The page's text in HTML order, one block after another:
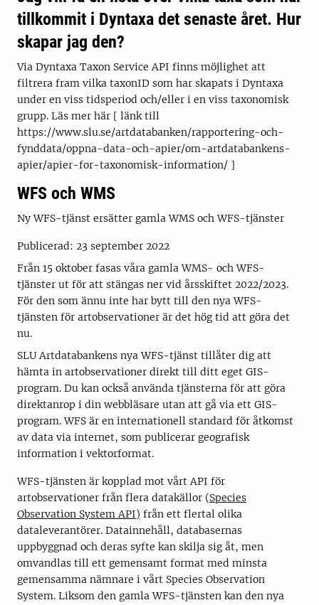
tillkommit i Dyntaxa det senaste året. Hur
skapar jag den?
Via Dyntaxa Taxon Service API finns möjlighet att
filtrera fram vilka taxonID som har skapats i Dyntaxa
under en viss tidsperiod och/eller i en viss taxonomisk
grupp. Läs mer här [ länk till
https://www.slu.se/artdatabanken/rapportering-och-
fynddata/oppna-data-och-apier/om-artdatabankens-
apier/apier-for-taxonomisk-information/ ]
WFS och WMS
Ny WFS-tjänst ersätter gamla WMS och WFS-tjänster
Publicerad: 23 september 2022
Från 15 oktober fasas våra gamla WMS- och WFS-
tjänster ut för att stängas ner vid årsskiftet 2022/2023.
För den som ännu inte har bytt till den nya WFS-
tjänsten för artobservationer är det hög tid att göra det
nu.
SLU Artdatabankens nya WFS-tjänst tillåter dig att
hämta in artobservationer direkt till ditt eget GIS-
program. Du kan också använda tjänsterna för att göra
direktanrop i din webbläsare utan att gå via ett GIS-
program. WFS är en internationell standard för åtkomst
av data via internet, som publicerar geografisk
information i vektorformat.
WFS-tjänsten är kopplad mot vårt API för
artobservationer från flera datakällor (Species
Observation System API) från ett flertal olika
dataleverantörer. Datainnehåll, databasernas
uppbyggnad och deras syfte kan skilja sig åt, men
omvandlas till ett gemensamt format med minsta
gemensamma nämnare i vårt Species Observation
System. Liksom den gamla WFS-tjänsten kan den nya